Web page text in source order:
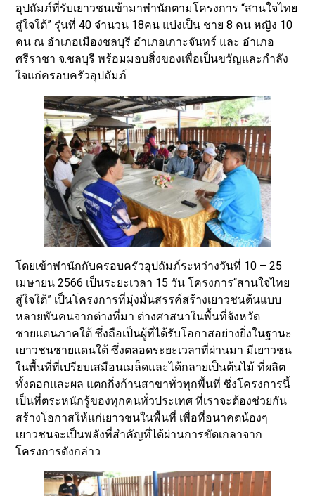
อุปถัมภ์ที่รับเยาวชนเข้ามาพำนักตามโครงการ “สานใจไทย
สู่ใจใต้” รุ่นที่ 40 จำนวน 18คน แบ่งเป็น ชาย 8 คน หญิง 10
คน ณ อำเภอเมืองชลบุรี อำเภอเกาะจันทร์ และ อำเภอ
ศรีราชา จ.ชลบุรี พร้อมมอบสิ่งของเพื่อเป็นขวัญและกำลัง
ใจแก่ครอบครัวอุปถัมภ์
โดยเข้าพำนักกับครอบครัวอุปถัมภ์ระหว่างวันที่ 10 – 25
เมษายน 2566 เป็นระยะเวลา 15 วัน โครงการ“สานใจไทย
สู่ใจใต้” เป็นโครงการที่มุ่งมั่นสรรค์สร้างเยาวชนต้นแบบ
หลายพันคนจากต่างที่มา ต่างศาสนาในพื้นที่จังหวัด
ชายแดนภาคใต้ ซึ่งถือเป็นผู้ที่ได้รับโอกาสอย่างยิ่งในฐานะ
เยาวชนชายแดนใต้ ซึ่งตลอดระยะเวลาที่ผ่านมา มีเยาวชน
ในพื้นที่ที่เปรียบเสมือนเมล็ดและได้กลายเป็นต้นไม้ ที่ผลิต
ทั้งดอกและผล แตกกิ่งก้านสาขาทั่วทุกพื้นที่ ซึ่งโครงการนี้
เป็นที่ตระหนักรู้ของทุกคนทั่วประเทศ ที่เราจะต้องช่วยกัน
สร้างโอกาสให้แก่เยาวชนในพื้นที่ เพื่อที่อนาคตน้องๆ
เยาวชนจะเป็นพลังที่สำคัญที่ได้ผ่านการขัดเกลาจาก
โครงการดังกล่าว